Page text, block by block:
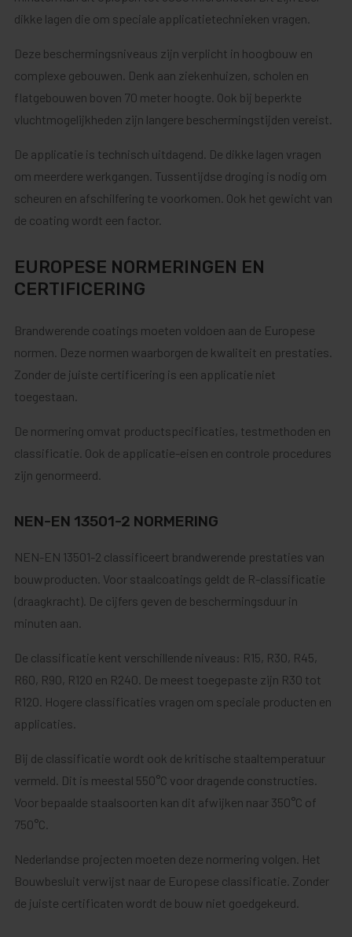
dikke lagen die om speciale applicatietechnieken vragen.
Deze beschermingsniveaus zijn verplicht in hoogbouw en
complexe gebouwen. Denk aan ziekenhuizen, scholen en
flatgebouwen boven 70 meter hoogte. Ook bij beperkte
vluchtmogelijkheden zijn langere beschermingstijden vereist.
De applicatie is technisch uitdagend. De dikke lagen vragen
om meerdere werkgangen. Tussentijdse droging is nodig om
scheuren en afschilfering te voorkomen. Ook het gewicht van
de coating wordt een factor.
EUROPESE NORMERINGEN EN
CERTIFICERING
Brandwerende coatings moeten voldoen aan de Europese
normen. Deze normen waarborgen de kwaliteit en prestaties.
Zonder de juiste certificering is een applicatie niet
toegestaan.
De normering omvat productspecificaties, testmethoden en
classificatie. Ook de applicatie-eisen en controle procedures
zijn genormeerd.
NEN-EN 13501-2 NORMERING
NEN-EN 13501-2 classificeert brandwerende prestaties van
bouwproducten. Voor staalcoatings geldt de R-classificatie
(draagkracht). De cijfers geven de beschermingsduur in
minuten aan.
De classificatie kent verschillende niveaus: R15, R30, R45,
R60, R90, R120 en R240. De meest toegepaste zijn R30 tot
R120. Hogere classificaties vragen om speciale producten en
applicaties.
Bij de classificatie wordt ook de kritische staaltemperatuur
vermeld. Dit is meestal 550°C voor dragende constructies.
Voor bepaalde staalsoorten kan dit afwijken naar 350°C of
750°C.
Nederlandse projecten moeten deze normering volgen. Het
Bouwbesluit verwijst naar de Europese classificatie. Zonder
de juiste certificaten wordt de bouw niet goedgekeurd.